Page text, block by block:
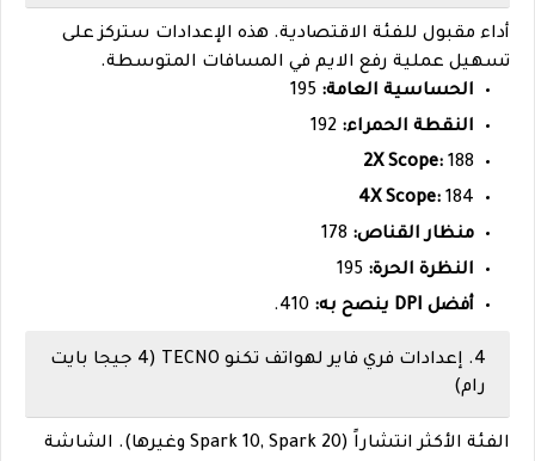
أداء مقبول للفئة الاقتصادية. هذه الإعدادات ستركز على
تسهيل عملية رفع الايم في المسافات المتوسطة.
الحساسية العامة:
النقطة الحمراء:
2X Scope: 188
4X Scope: 184
منظار القناص:
النظرة الحرة:
أفضل DPI ينصح به:
4. إعدادات فري فاير لهواتف تكنو TECNO (4 جيجا بايت
رام)
الفئة الأكثر انتشاراً (Spark 10, Spark 20 وغيرها). الشاشة